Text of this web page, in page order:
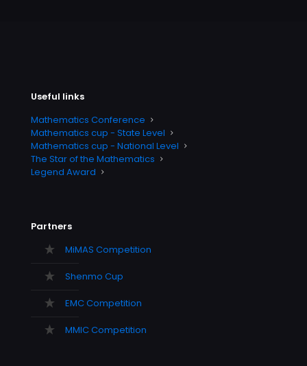
Useful links
Mathematics Conference
Mathematics cup - State Level
Mathematics cup - National Level
The Star of the Mathematics
Legend Award
Partners
MiMAS Competition
Shenmo Cup
EMC Competition
MMIC Competition